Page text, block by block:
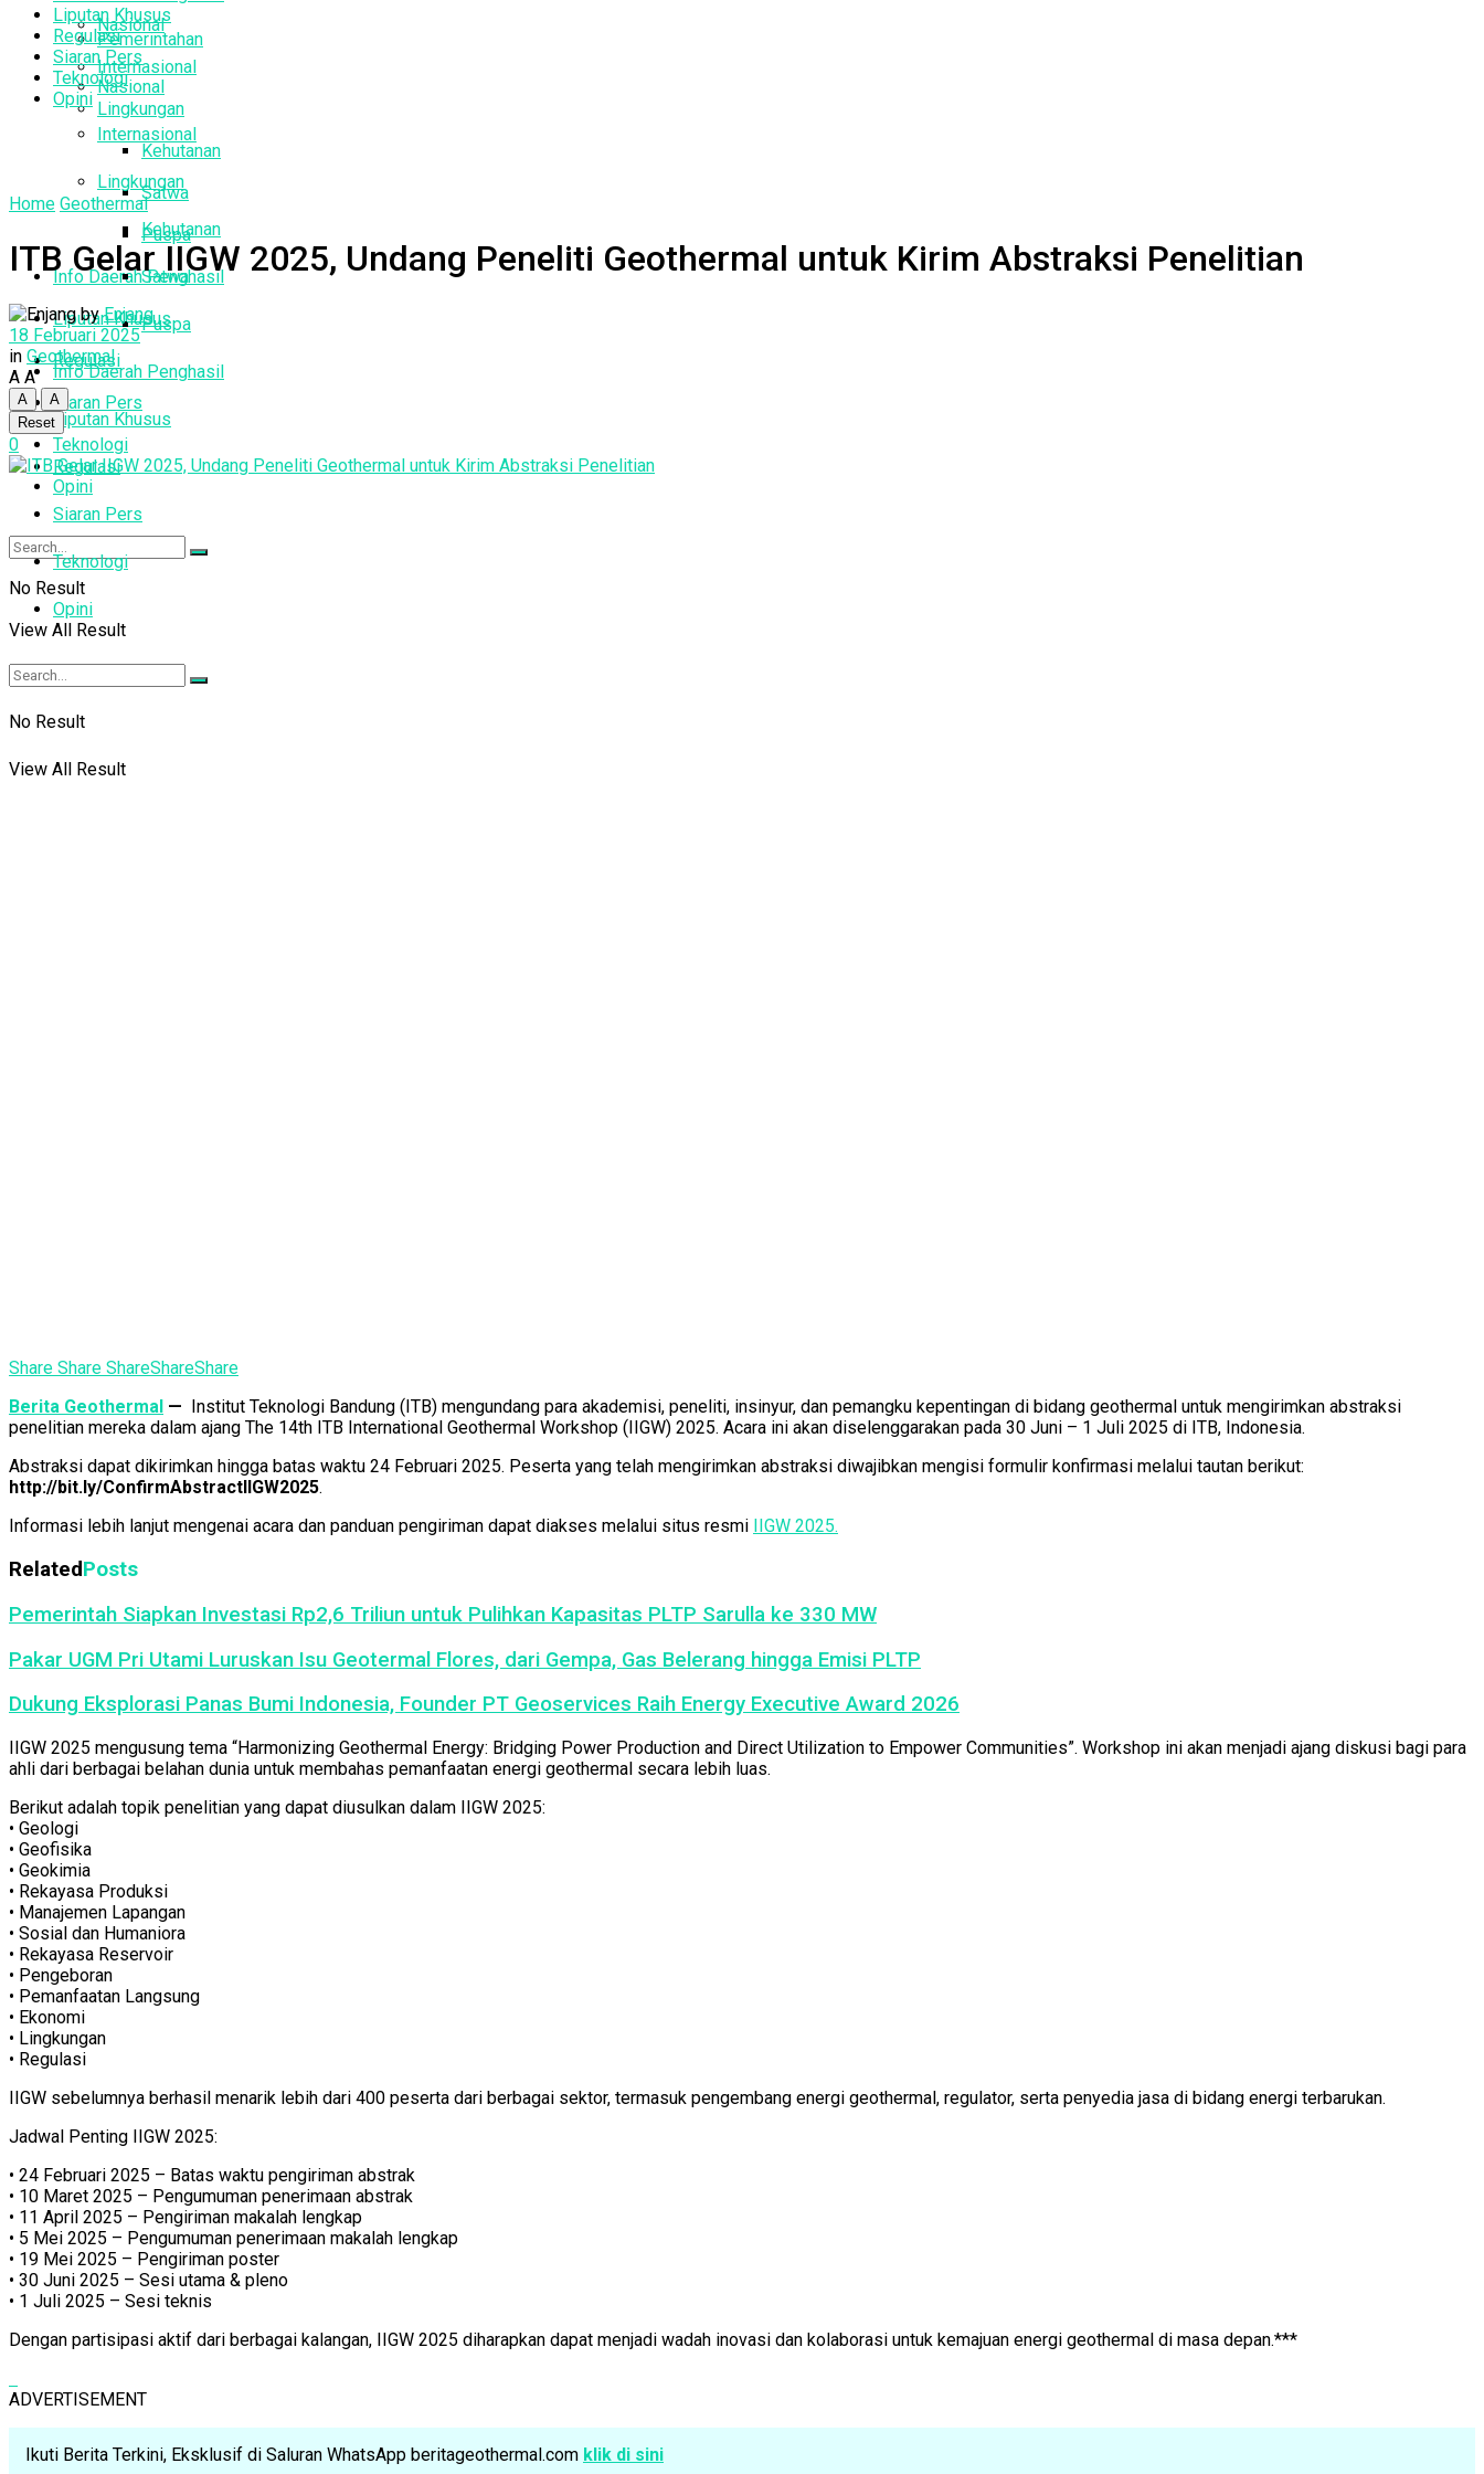
Nasional
Internasional
Lingkungan
Kehutanan
Satwa
Puspa
Info Daerah Penghasil
Liputan Khusus
Regulasi
Siaran Pers
Teknologi
Opini
No Result
View All Result
Pemerintahan
Nasional
Internasional
Lingkungan
Kehutanan
Satwa
Puspa
Info Daerah Penghasil
Liputan Khusus
Regulasi
Siaran Pers
Teknologi
Opini
No Result
View All Result
Liputan Khusus
Regulasi
Siaran Pers
Teknologi
Opini
Home Geothermal
ITB Gelar IIGW 2025, Undang Peneliti Geothermal untuk Kirim Abstraksi Penelitian
by Enjang
18 Februari 2025
in Geothermal
A A
A
A
Reset
0
Share Share ShareShareShare
Berita Geothermal —
Institut Teknologi Bandung (ITB) mengundang para akademisi, peneliti, insinyur, dan pemangku kepentingan di bidang geothermal untuk mengirimkan abstraksi
penelitian mereka dalam ajang The 14th ITB International Geothermal Workshop (IIGW) 2025. Acara ini akan diselenggarakan pada 30 Juni – 1 Juli 2025 di ITB, Indonesia.
Abstraksi dapat dikirimkan hingga batas waktu 24 Februari 2025. Peserta yang telah mengirimkan abstraksi diwajibkan mengisi formulir konfirmasi melalui tautan berikut:
http://bit.ly/ConfirmAbstractIIGW2025.
Informasi lebih lanjut mengenai acara dan panduan pengiriman dapat diakses melalui situs resmi
IIGW 2025.
RelatedPosts
Pemerintah Siapkan Investasi Rp2,6 Triliun untuk Pulihkan Kapasitas PLTP Sarulla ke 330 MW
Pakar UGM Pri Utami Luruskan Isu Geotermal Flores, dari Gempa, Gas Belerang hingga Emisi PLTP
Dukung Eksplorasi Panas Bumi Indonesia, Founder PT Geoservices Raih Energy Executive Award 2026
IIGW 2025 mengusung tema “Harmonizing Geothermal Energy: Bridging Power Production and Direct Utilization to Empower Communities”. Workshop ini akan menjadi ajang diskusi bagi para
ahli dari berbagai belahan dunia untuk membahas pemanfaatan energi geothermal secara lebih luas.
Berikut adalah topik penelitian yang dapat diusulkan dalam IIGW 2025:
• Geologi
• Geofisika
• Geokimia
• Rekayasa Produksi
• Manajemen Lapangan
• Sosial dan Humaniora
• Rekayasa Reservoir
• Pengeboran
• Pemanfaatan Langsung
• Ekonomi
• Lingkungan
• Regulasi
IIGW sebelumnya berhasil menarik lebih dari 400 peserta dari berbagai sektor, termasuk pengembang energi geothermal, regulator, serta penyedia jasa di bidang energi terbarukan.
Jadwal Penting IIGW 2025:
• 24 Februari 2025 – Batas waktu pengiriman abstrak
• 10 Maret 2025 – Pengumuman penerimaan abstrak
• 11 April 2025 – Pengiriman makalah lengkap
• 5 Mei 2025 – Pengumuman penerimaan makalah lengkap
• 19 Mei 2025 – Pengiriman poster
• 30 Juni 2025 – Sesi utama & pleno
• 1 Juli 2025 – Sesi teknis
Dengan partisipasi aktif dari berbagai kalangan, IIGW 2025 diharapkan dapat menjadi wadah inovasi dan kolaborasi untuk kemajuan energi geothermal di masa depan.***
ADVERTISEMENT
Ikuti Berita Terkini, Eksklusif di Saluran WhatsApp beritageothermal.com klik di sini